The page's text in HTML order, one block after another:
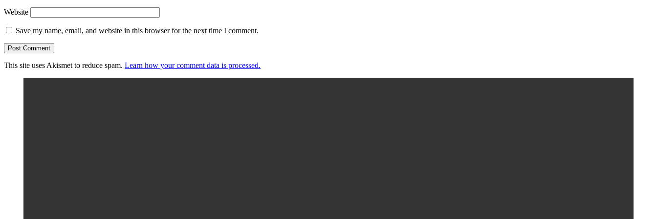
Website
Save my name, email, and website in this browser for the next time I comment.
This site uses Akismet to reduce spam. Learn how your comment data is processed.